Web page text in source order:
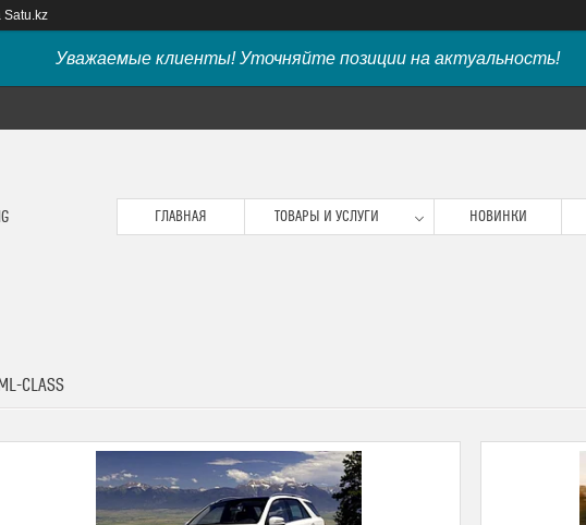
Satu.kz
Уважаемые клиенты! Уточняйте позиции на актуальность!
ГЛАВНАЯ ТОВАРЫ И УСЛУГИ НОВИНКИ
CLASS